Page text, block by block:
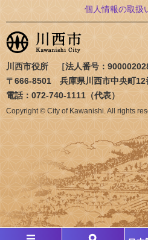
個人情報の取扱
川西市役所 ［法人番号：
〒666-8501 兵庫県川西市中央町
電話：072-740-1111（代表）
Copyright © City of Kawanishi. All rights